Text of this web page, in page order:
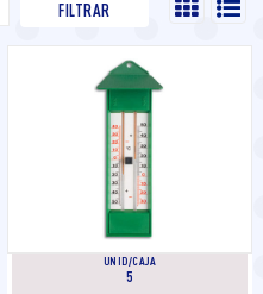
FILTRAR
UNID/CAJA
5